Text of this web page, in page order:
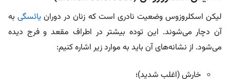
لیکن اسکلروزوس وضعیت نادری است که زنان در دوران یائسگیبه
آن دچار می‌شوند. این توده بیشتر در اطراف مقعد و فرج دیده
می‌شود. از نشانه‌های آن باید به موارد زیر اشاره کنیم:
خارش (اغلب شدید)؛